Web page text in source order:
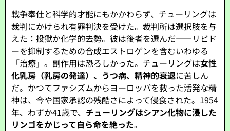
戦争奉仕と科学的才能にもかかわらず、チューリングは
裁判にかけられ有罪判決を受けた。裁判所は選択肢を与
えた：投獄か化学的去勢。彼は後者を選んだ——リビド
ーを抑制するための合成エストロゲンを含むいわゆる
「治療」。副作用は恐ろしかった。チューリングは女性
化乳房（乳房の発達）、うつ病、精神的衰退に苦しん
だ。かつてファシズムからヨーロッパを救った活発な精
神は、今や国家承認の残酷さによって侵食された。1954
年、わずか41歳で、 チューリングはシアン化物に浸した
リンゴをかじって自ら命を絶った。